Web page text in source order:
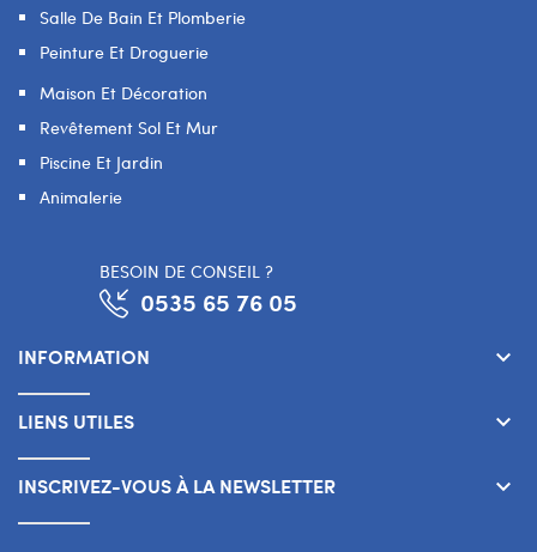
Salle De Bain Et Plomberie
Peinture Et Droguerie
Maison Et Décoration
Revêtement Sol Et Mur
Piscine Et Jardin
Animalerie
BESOIN DE CONSEIL ?
0535 65 76 05
INFORMATION keyboard_arrow_down
LIENS UTILES keyboard_arrow_down
INSCRIVEZ-VOUS À LA NEWSLETTER keyboard_arrow_down